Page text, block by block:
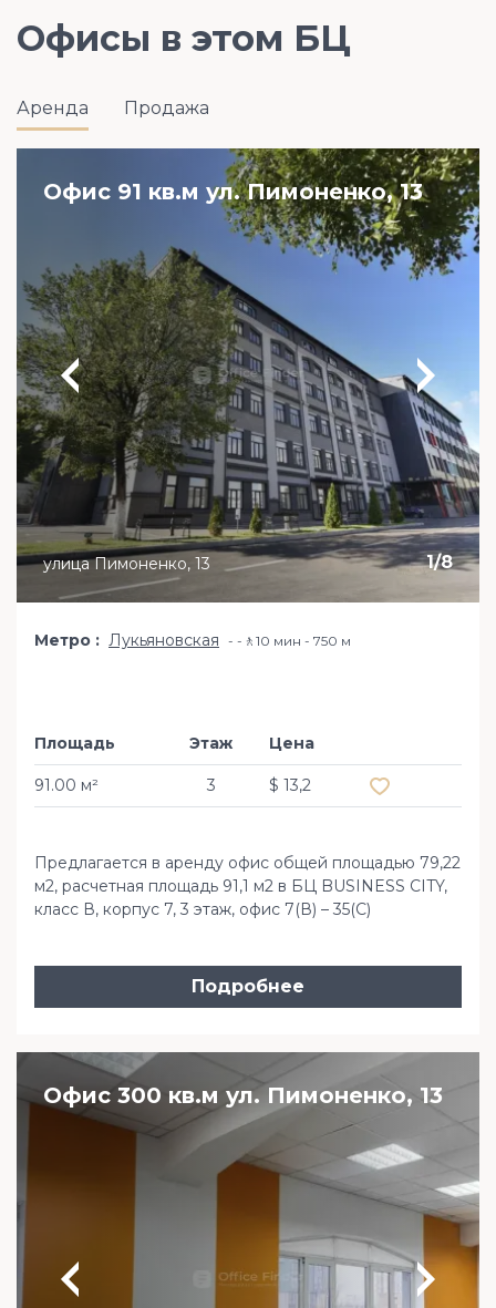
Офисы в этом БЦ
Аренда Продажа
Офис 91 кв.м ул. Пимоненко, 13
1/8
улица Пимоненко, 13
Метро Лукьяновская -🚶10 мин - 750 м
Площадь
91.00 м²
Этаж
3
Цена
$ 13,2
Предлагается в аренду офис общей площадью 79,22
м2, расчетная площадь 91,1 м2 в БЦ BUSINESS CITY,
класс В, корпус 7, 3 этаж, офис 7(В) – 35(С)
Подробнее
Офис 300 кв.м ул. Пимоненко, 13